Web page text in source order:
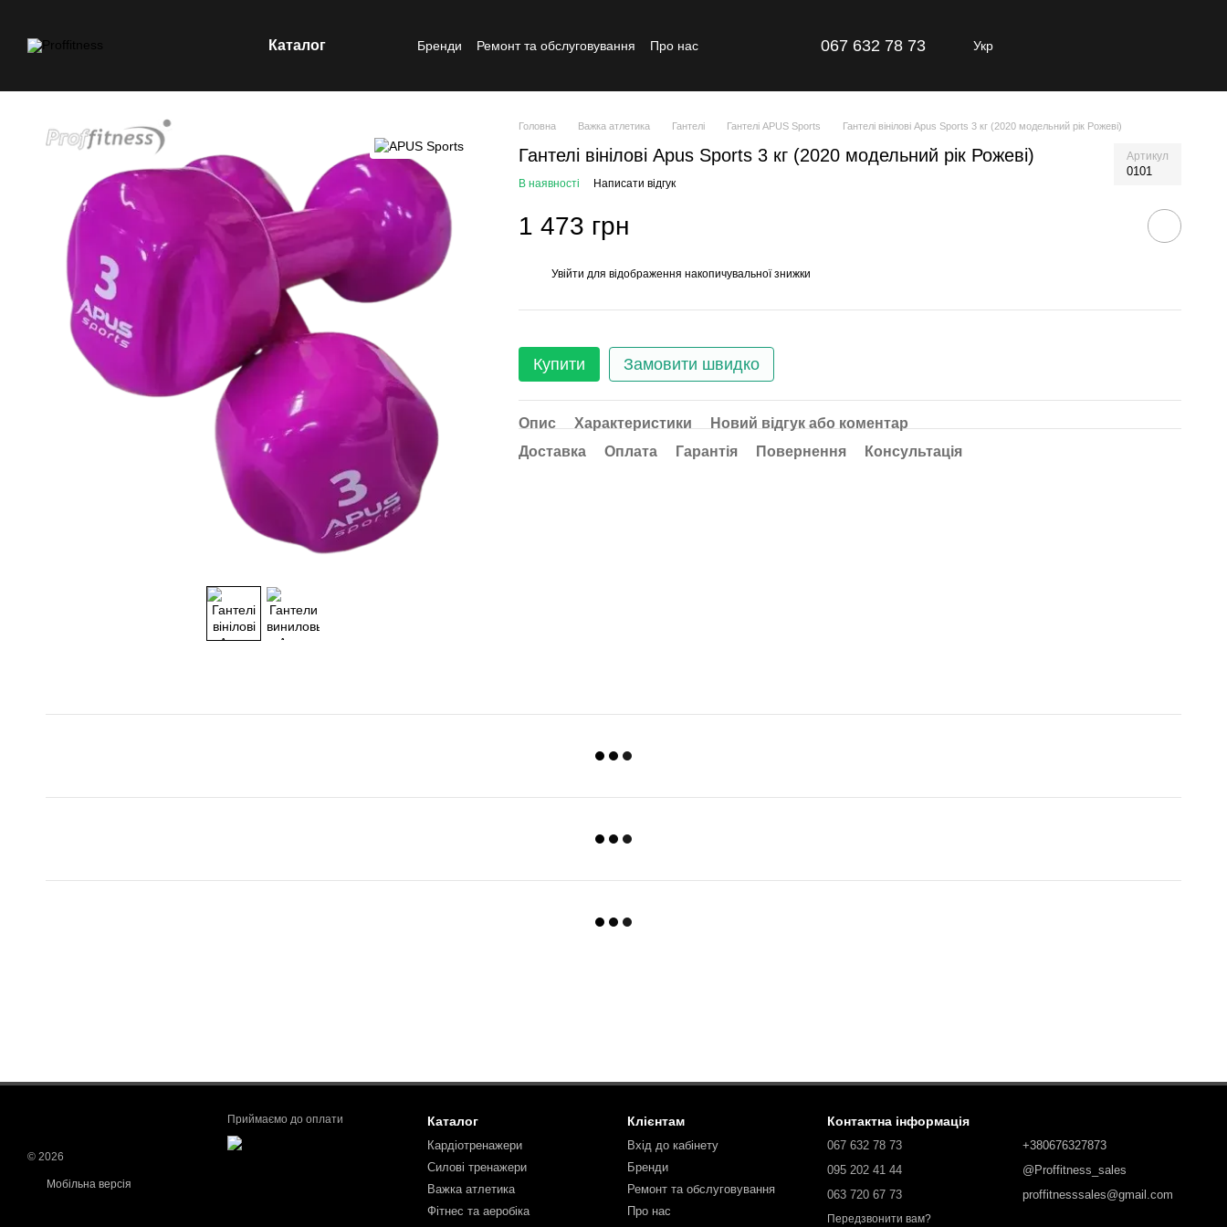
Каталог Бренди Ремонт та обслуговування
Про нас
067 632 78 73 Укр
Головна Важка атлетика Гантелі Гантелі APUS Sports Гантелі вінілові Apus Sports 3 кг (2020 модельний рік Рожеві)
Гантелі вінілові Apus Sports 3 кг (2020 модельний рік Рожеві) Артикул
0101
В наявності Написати відгук
1 473 грн
Увійти для відображення накопичувальної знижки
Купити Замовити швидко
Опис Характеристики
Новий відгук або коментар
Доставка
Оплата Гарантія Повернення Консультація
© 2026
Мобільна версія
Приймаємо до оплати Каталог
Кардіотренажери
Силові тренажери
Важка атлетика
Фітнес та аеробіка
Клієнтам
Вхід до кабінету
Бренди
Ремонт та обслуговування
Про нас
Контактна інформація
067 632 78 73
095 202 41 44
063 720 67 73
Передзвонити вам?
+380676327873
@Proffitness_sales
proffitnesssales@gmail.com